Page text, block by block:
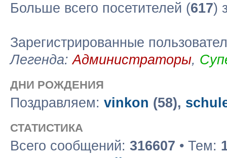
Больше всего посетителей (617)
Зарегистрированные
Легенда:Администраторы,
ДНИ РОЖДЕНИЯ
Поздравляем: vinkon (58),
СТАТИСТИКА
Всего сообщений: 316607 • Тем: